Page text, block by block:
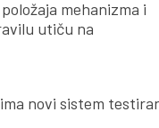
mehanizma i
utiču na
novi sistem